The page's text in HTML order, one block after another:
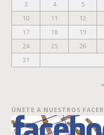
3
4 5
10
11 12
17
18 19
24
25 26
31
ÚNETE A NUESTROS